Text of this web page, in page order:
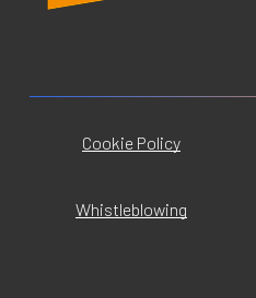
Cookie Policy
Whistleblowing